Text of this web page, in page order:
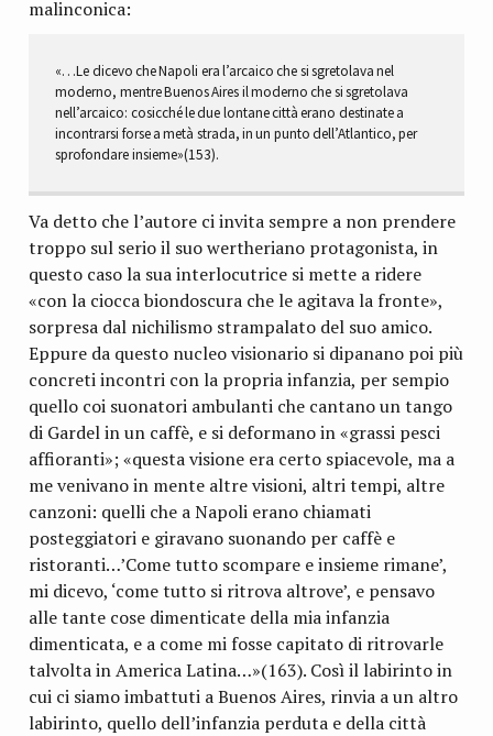
malinconica:
«…Le dicevo che Napoli era l’arcaico che si sgretolava nel
moderno, mentre Buenos Aires il moderno che si sgretolava
nell’arcaico: cosicché le due lontane città erano destinate a
incontrarsi forse a metà strada, in un punto dell’Atlantico, per
sprofondare insieme»(153).
Va detto che l’autore ci invita sempre a non prendere
troppo sul serio il suo wertheriano protagonista, in
questo caso la sua interlocutrice si mette a ridere
«con la ciocca biondoscura che le agitava la fronte»,
sorpresa dal nichilismo strampalato del suo amico.
Eppure da questo nucleo visionario si dipanano poi più
concreti incontri con la propria infanzia, per sempio
quello coi suonatori ambulanti che cantano un tango
di Gardel in un caffè, e si deformano in «grassi pesci
affioranti»; «questa visione era certo spiacevole, ma a
me venivano in mente altre visioni, altri tempi, altre
canzoni: quelli che a Napoli erano chiamati
posteggiatori e giravano suonando per caffè e
ristoranti…’Come tutto scompare e insieme rimane’,
mi dicevo, ‘come tutto si ritrova altrove’, e pensavo
alle tante cose dimenticate della mia infanzia
dimenticata, e a come mi fosse capitato di ritrovarle
talvolta in America Latina…»(163). Così il labirinto in
cui ci siamo imbattuti a Buenos Aires, rinvia a un altro
labirinto, quello dell’infanzia perduta e della città